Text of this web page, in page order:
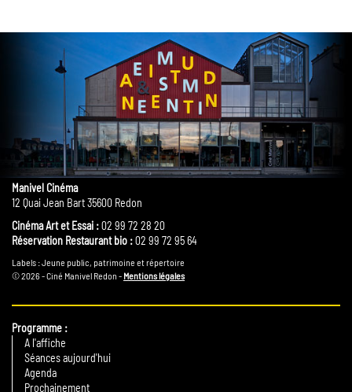
Manivel Cinéma
12 Quai Jean Bart 35600 Redon
Cinéma Art et Essai :02 99 72 28 20
Réservation Restaurant bio :02 99 72 95 64
Labels : Jeune public, patrimoine et répertoire
© 2026 - Ciné Manivel Redon - Mentions légales
Programme
A l'affiche
Séances aujourd'hui
Agenda
Prochainement